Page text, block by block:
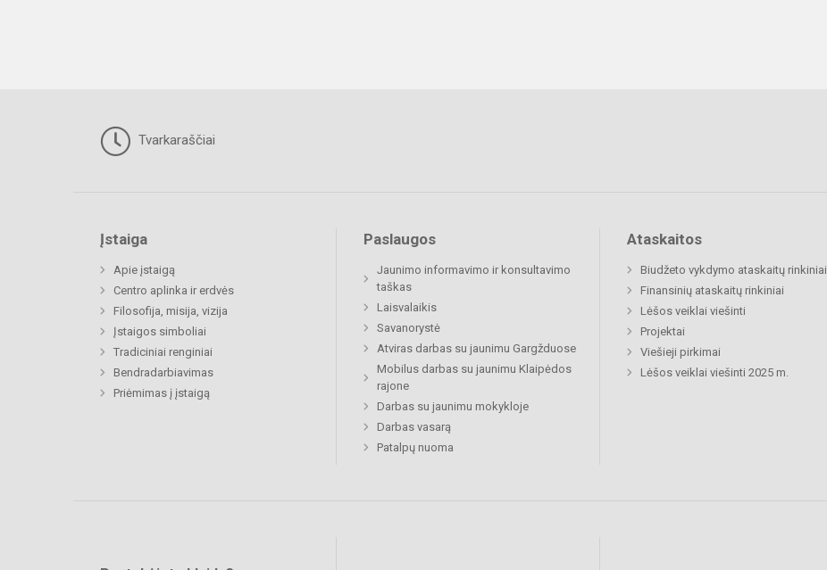
Tvarkaraščiai
Įstaiga
Apie įstaigą
Centro aplinka ir erdvės
Filosofija, misija, vizija
Įstaigos simboliai
Tradiciniai renginiai
Bendradarbiavimas
Priėmimas į įstaigą
Paslaugos
Jaunimo informavimo ir konsultavimo
taškas
Laisvalaikis
Savanorystė
Atviras darbas su jaunimu Gargžduose
Mobilus darbas su jaunimu Klaipėdos
rajone
Darbas su jaunimu mokykloje
Darbas vasarą
Patalpų nuoma
Ataskaitos
Biudžeto vykdymo ataskaitų rinkiniai
Finansinių ataskaitų rinkiniai
Lėšos veiklai viešinti
Projektai
Viešieji pirkimai
Lėšos veiklai viešinti 2025 m.